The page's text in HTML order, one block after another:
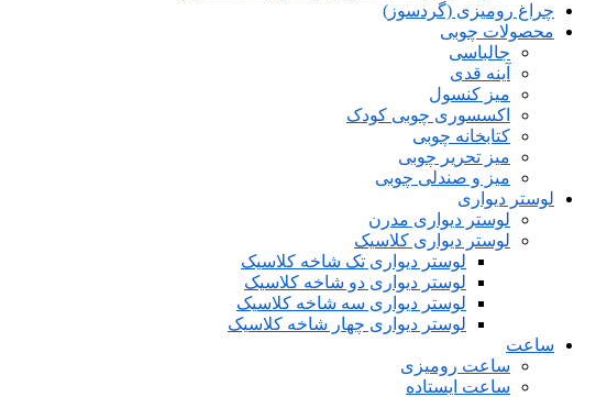
چراغ رومیزی (گردسوز)
محصولات چوبی
جالباسی
آینه قدی
میز کنسول
اکسسوری چوبی کودک
کتابخانه چوبی
میز تحریر چوبی
میز و صندلی چوبی
لوستر دیواری
لوستر دیواری مدرن
لوستر دیواری کلاسیک
لوستر دیواری تک شاخه کلاسیک
لوستر دیواری دو شاخه کلاسیک
لوستر دیواری سه شاخه کلاسیک
لوستر دیواری چهار شاخه کلاسیک
ساعت
ساعت رومیزی
ساعت ایستاده